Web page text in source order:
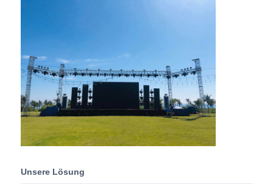
LED-Anzeigetafel für den Außenbereich
LED-Werbetafel im Freien
Unsere Lösung